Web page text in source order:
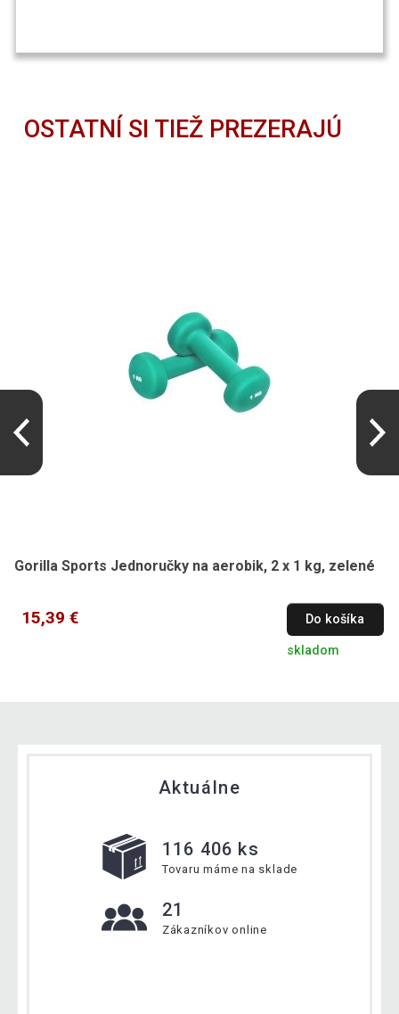
OSTATNÍ SI TIEŽ PREZERAJÚ
Gorilla Sports Jednoručky na aerobik, 2 x 1 kg, zelené
15,39 € Do košíka
skladom
Aktuálne
116 406 ks
Tovaru máme na sklade
21
Zákazníkov online